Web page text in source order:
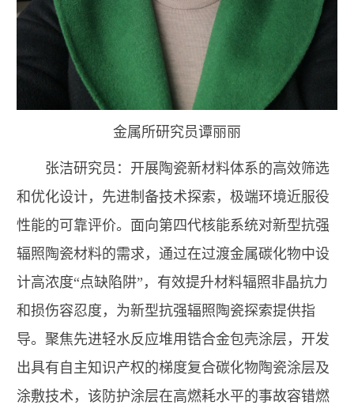
金属所研究员谭丽丽
张洁研究员：开展陶瓷新材料体系的高效筛选
和优化设计，先进制备技术探索，极端环境近服役
性能的可靠评价。面向第四代核能系统对新型抗强
辐照陶瓷材料的需求，通过在过渡金属碳化物中设
计高浓度“点缺陷阱”，有效提升材料辐照非晶抗力
和损伤容忍度，为新型抗强辐照陶瓷探索提供指
导。聚焦先进轻水反应堆用锆合金包壳涂层，开发
出具有自主知识产权的梯度复合碳化物陶瓷涂层及
涂敷技术，该防护涂层在高燃耗水平的事故容错燃